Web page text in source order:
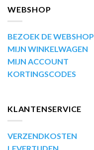
WEBSHOP
BEZOEK DE WEBSHOP
MIJN WINKELWAGEN
MIJN ACCOUNT
KORTINGSCODES
KLANTENSERVICE
VERZENDKOSTEN